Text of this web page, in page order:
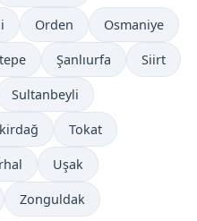
Orden Osmaniye
Şanlıurfa Siirt
Sultanbeyli
Tokat
Uşak
Zonguldak